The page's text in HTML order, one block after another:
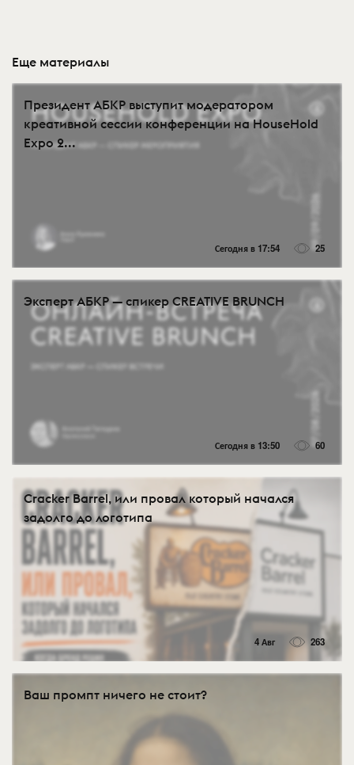
Еще материалы
Президент АБКР выступит модератором
креативной сессии конференции на HouseHold
Expo 2...
Сегодня в 17:54 25
Эксперт АБКР — спикер CREATIVE BRUNCH
Сегодня в 13:50 60
Cracker Barrel, или провал который начался
задолго до логотипа
4 Авг 263
Ваш промпт ничего не стоит?